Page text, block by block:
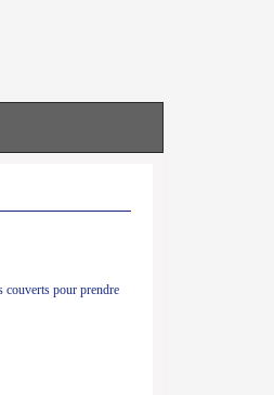
couverts pour prendre